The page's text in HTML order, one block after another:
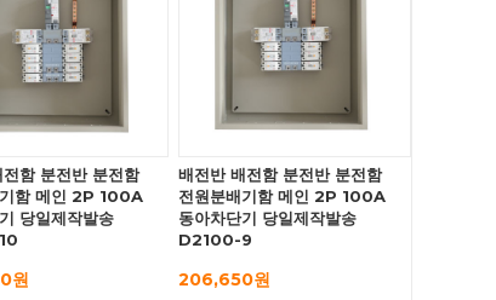
함 분전반 분전함
함 메인 2P 100A
당일제작발송
원
배전반 배전함 분전반 분전함
전원분배기함 메인 2P 100A
동아차단기 당일제작발송
D2100-9
206,650원